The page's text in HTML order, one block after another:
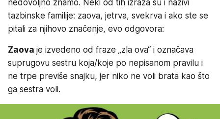
nedovoljno znamo. Neki od tih izraza su i nazivi
tazbinske familije: zaova, jetrva, svekrva i ako ste se
pitali za njihovo značenje, evo odgovora:
Zaova je izvedeno od fraze „zla ova“ i označava
suprugovu sestru koja/koje po nepisanom pravilu i
ne trpe previše snajku, jer niko ne voli brata kao što
ga sestra voli.